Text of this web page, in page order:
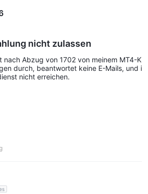
nicht zulassen
nach Abzug von 1702 von meinem MT4-K
durch, beantwortet keine E-Mails, und i
nicht erreichen.